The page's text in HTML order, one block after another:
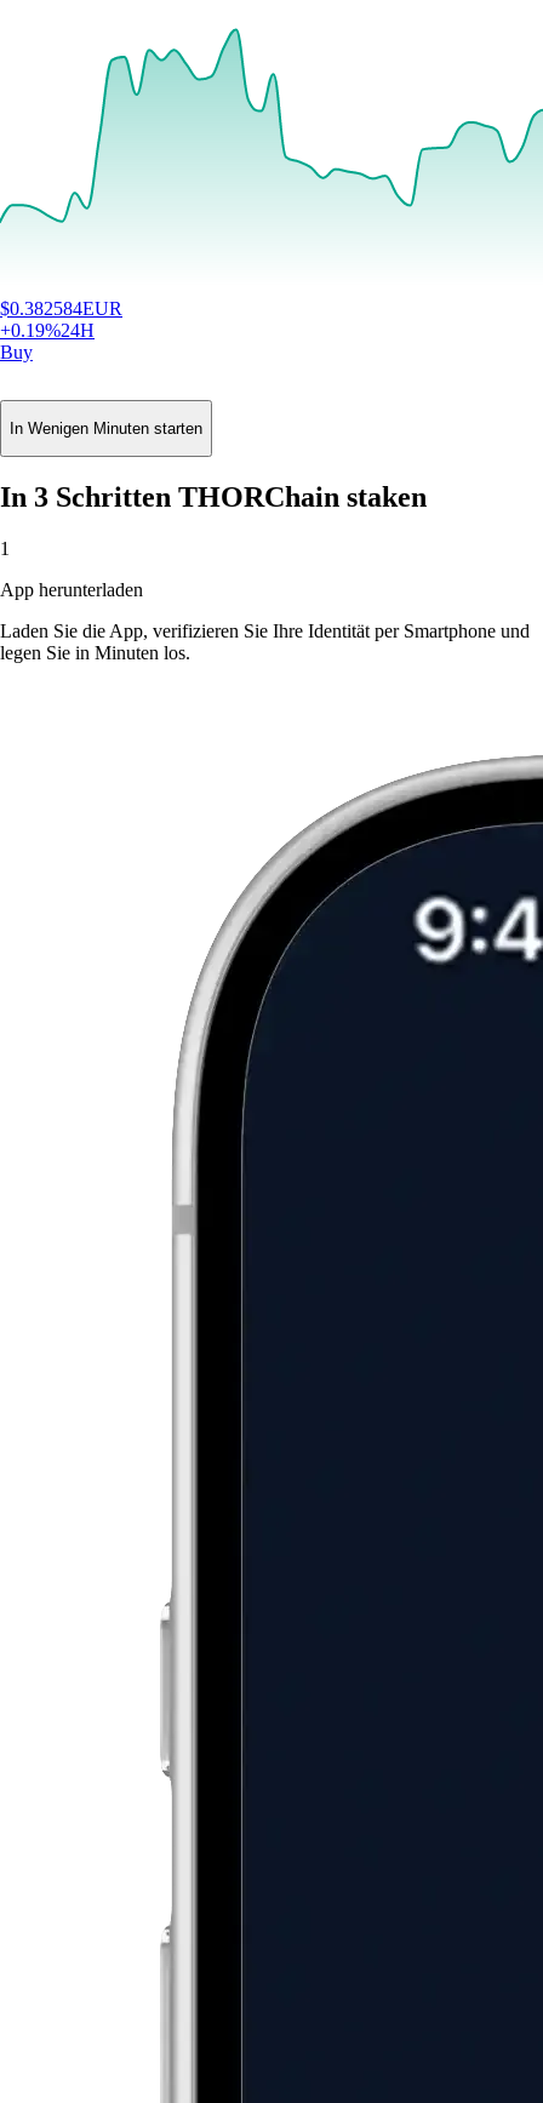
$0.382584EUR
+0.19%24H
Buy
In Wenigen Minuten starten
In 3 Schritten THORChain staken
1
App herunterladen
Laden Sie die App, verifizieren Sie Ihre Identität per Smartphone und
legen Sie in Minuten los.